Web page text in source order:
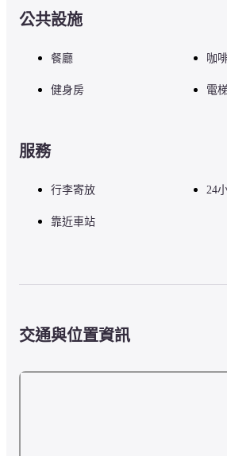
【Grand Café FAUCHON】
京都的街景一同度過美味的時光。
【Salon De Thé FAUCHON】
提供能以五感體驗フォション甜點魅力的
住宿費用不包含住宿稅，請於設施中支付。
公共設施
餐廳 咖
健身房 電
服務
行李寄放 24
靠近車站
交通與位置資訊